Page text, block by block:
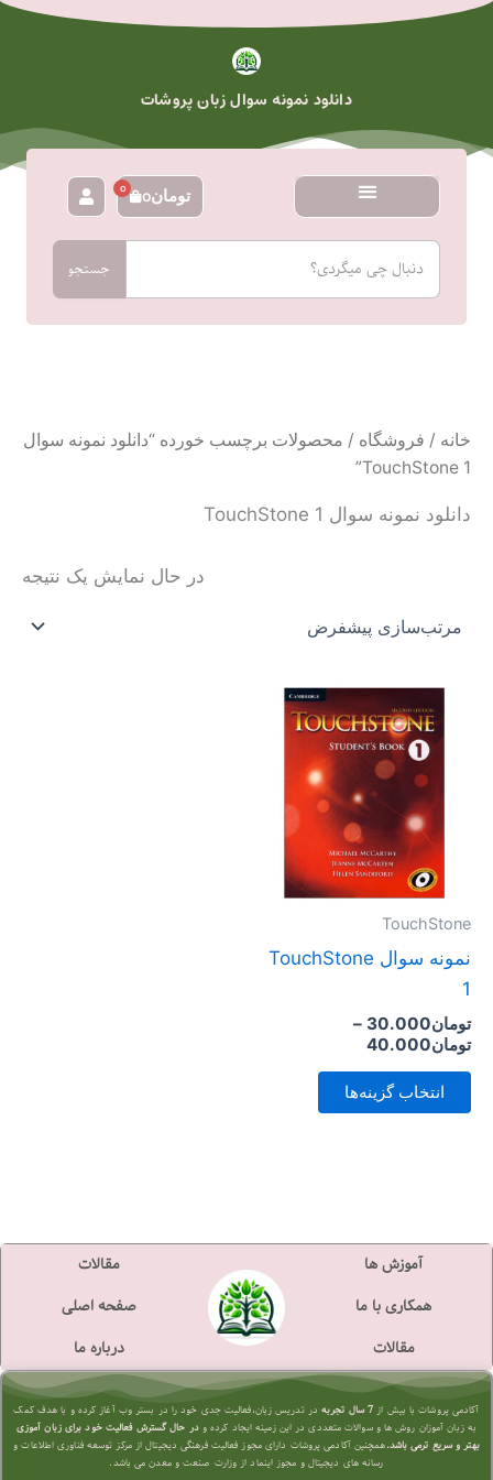
پرش
دانلود نمونه سوال زبان پروشات
تومان0
0سبد
خرید
جستجو
جستجو
خانه / فروشگاه / محصولات برچسب خورده “دانلود نمونه سوال
TouchStone 1”
دانلود نمونه سوال TouchStone 1
در حال نمایش یک نتیجه
TouchStone
نمونه سوال TouchStone
1
تومان30.000
–
تومان40.000
محدوده
قیمت:
تومان30.000
تا
تومان40.000
انتخاب گزینه‌ها
این
محصول
دارای
انواع
مختلفی
باشد.
ها
صفحه
آموزش ها
همکاری با ما
مقالات
مقالات
صفحه اصلی
درباره ما
آکادمی پروشات با بیش از 7 سال تجربه
در تدریس زبان،فعالیت جدی خود را در بستر وب آغاز کرده و با هدف کمک
به زبان آموزان روش ها و سوالات متعددی در این زمینه ایجاد کرده ودر حال گسترش فعالیت خود برای زبان آموزی
بهتر و سریع ترمی باشد.همچنین آکادمی پروشات دارای مجوز فعالیت فرهنگی دیجیتال از مرکز توسعه فناوری اطلاعات و
رسانه های دیجیتال و مجوز اینماد از وزارت صنعت و معدن می باشد.